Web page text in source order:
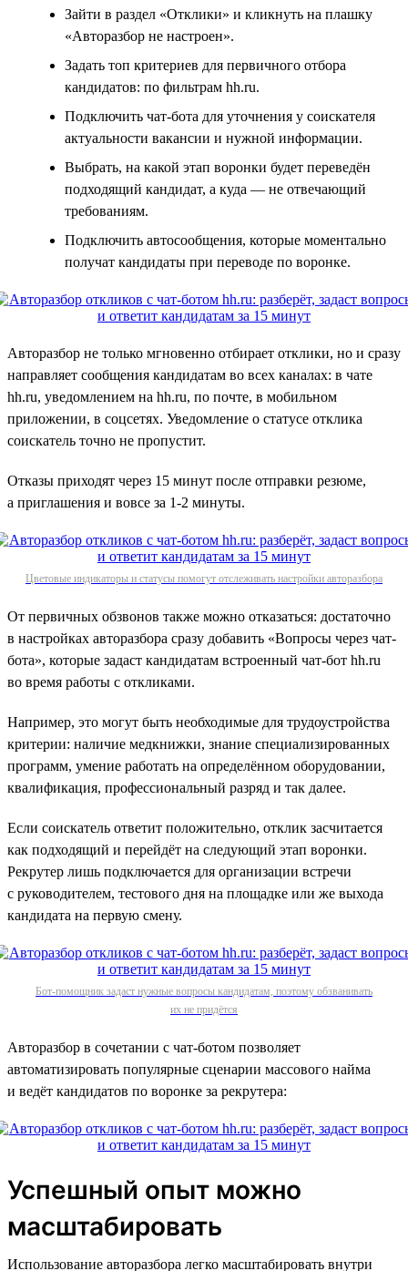
Зайти в раздел «Отклики» и кликнуть на плашку
«Авторазбор не настроен».
Задать топ критериев для первичного отбора
кандидатов: по фильтрам hh.ru.
Подключить чат-бота для уточнения у соискателя
актуальности вакансии и нужной информации.
Выбрать, на какой этап воронки будет переведён
подходящий кандидат, а куда — не отвечающий
требованиям.
Подключить автосообщения, которые моментально
получат кандидаты при переводе по воронке.
Авторазбор не только мгновенно отбирает отклики, но и сразу
направляет сообщения кандидатам во всех каналах: в чате
hh.ru, уведомлением на hh.ru, по почте, в мобильном
приложении, в соцсетях. Уведомление о статусе отклика
соискатель точно не пропустит.
Отказы приходят через 15 минут после отправки резюме,
а приглашения и вовсе за 1‑2 минуты.
Цветовые индикаторы и статусы помогут отслеживать настройки авторазбора
От первичных обзвонов также можно отказаться: достаточно
в настройках авторазбора сразу добавить «Вопросы через чат-
бота», которые задаст кандидатам встроенный чат-бот hh.ru
во время работы с откликами.
Например, это могут быть необходимые для трудоустройства
критерии: наличие медкнижки, знание специализированных
программ, умение работать на определённом оборудовании,
квалификация, профессиональный разряд и так далее.
Если соискатель ответит положительно, отклик засчитается
как подходящий и перейдёт на следующий этап воронки.
Рекрутер лишь подключается для организации встречи
с руководителем, тестового дня на площадке или же выхода
кандидата на первую смену.
Бот-помощник задаст нужные вопросы кандидатам, поэтому обзванивать
их не придётся
Авторазбор в сочетании с чат-ботом позволяет
автоматизировать популярные сценарии массового найма
и ведёт кандидатов по воронке за рекрутера:
Успешный опыт можно
масштабировать
Использование авторазбора легко масштабировать внутри